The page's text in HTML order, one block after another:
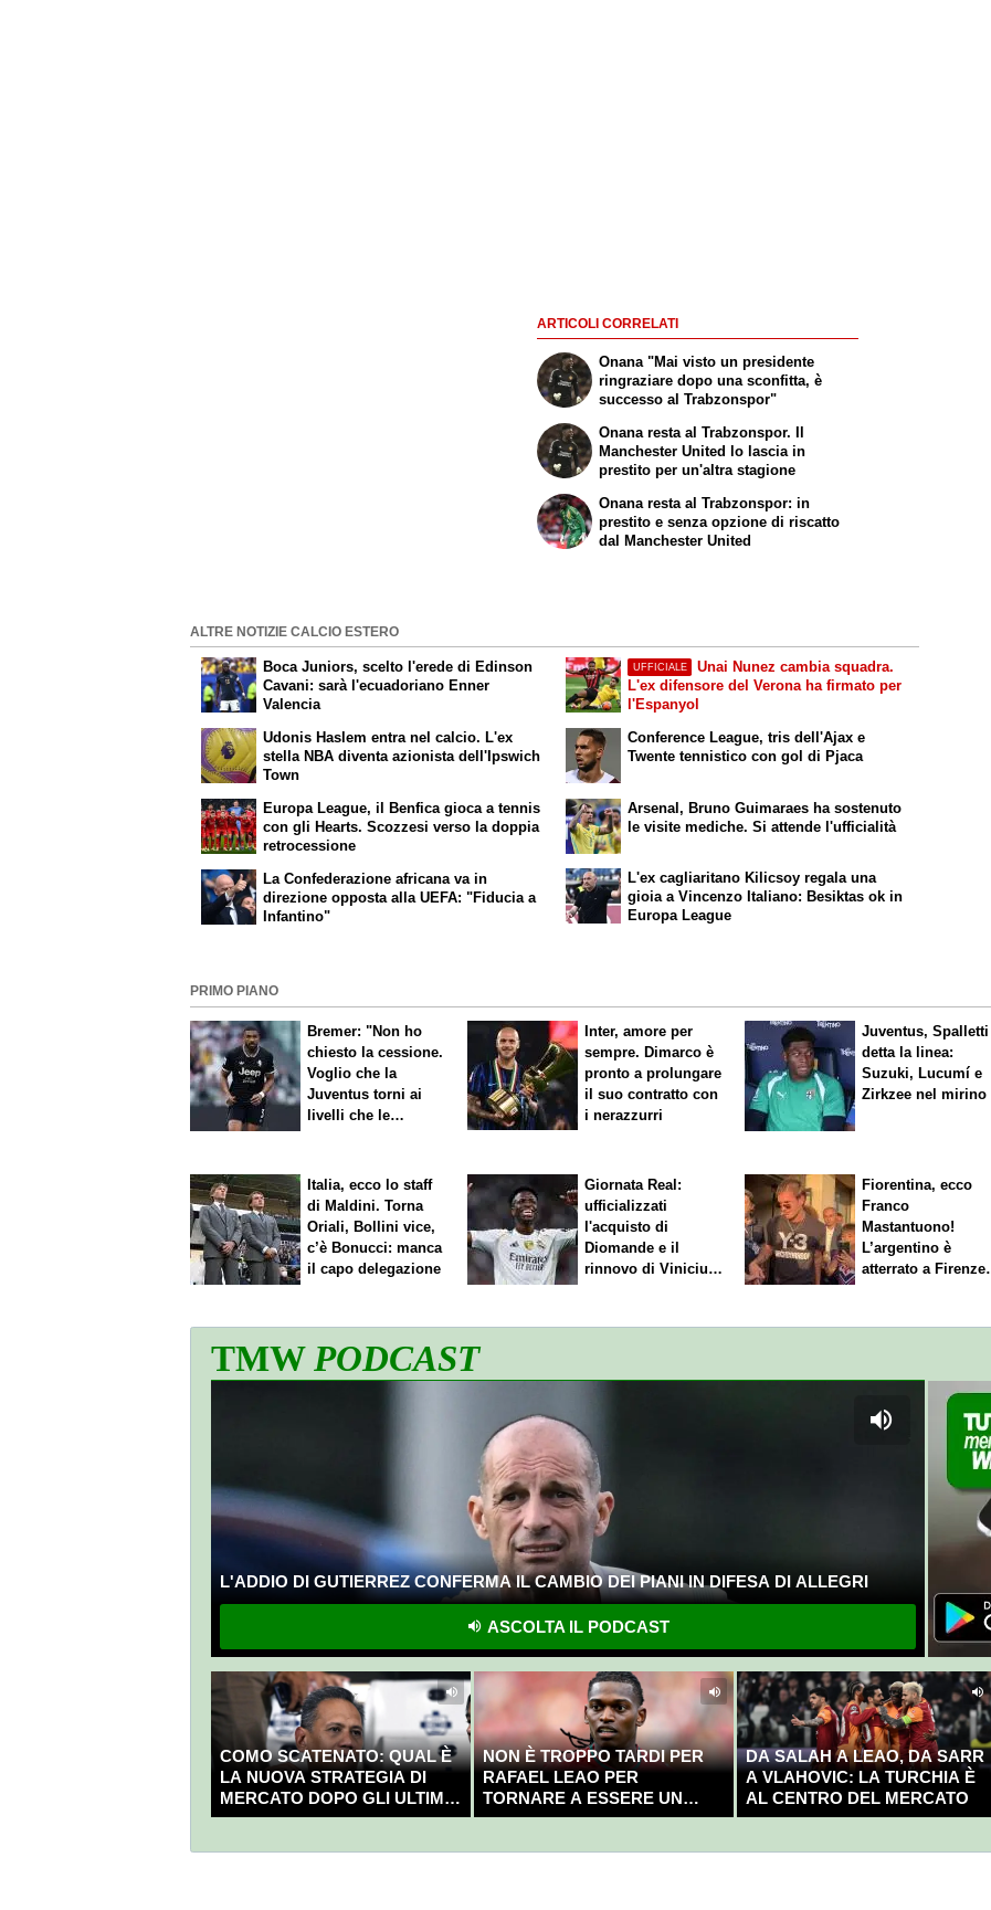
ARTICOLI CORRELATI
Onana "Mai visto un presidente
ringraziare dopo una sconfitta, è
successo al Trabzonspor"
Onana resta al Trabzonspor. Il
Manchester United lo lascia in
prestito per un'altra stagione
Onana resta al Trabzonspor: in
prestito e senza opzione di riscatto
dal Manchester United
ALTRE NOTIZIE CALCIO ESTERO
Boca Juniors, scelto l'erede di Edinson
Cavani: sarà l'ecuadoriano Enner
Valencia
Udonis Haslem entra nel calcio. L'ex
stella NBA diventa azionista dell'Ipswich
Town
UFFICIALE
Unai Nunez cambia squadra.
L'ex difensore del Verona ha firmato per
l'Espanyol
Conference League, tris dell'Ajax e
Twente tennistico con gol di Pjaca
Europa League, il Benfica gioca a tennis
con gli Hearts. Scozzesi verso la doppia
retrocessione
La Confederazione africana va in
direzione opposta alla UEFA: "Fiducia a
Infantino"
Arsenal, Bruno Guimaraes ha sostenuto
le visite mediche. Si attende l'ufficialità
L'ex cagliaritano Kilicsoy regala una
gioia a Vincenzo Italiano: Besiktas ok in
Europa League
PRIMO PIANO
Bremer: "Non ho
chiesto la cessione.
Voglio che la
Juventus torni ai
livelli che le
Inter, amore per
sempre. Dimarco è
pronto a prolungare
il suo contratto con
i nerazzurri
Juventus, Spalletti
detta la linea:
Suzuki, Lucumí e
Zirkzee nel mirino
Italia, ecco lo staff
di Maldini. Torna
Oriali, Bollini vice,
c’è Bonucci: manca
il capo delegazione
Giornata Real:
ufficializzati
l'acquisto di
Diomande e il
rinnovo di Vinicius.
Fiorentina, ecco
Franco
Mastantuono!
L’argentino è
atterrato a Firenze,
TMWPODCAST
L'ADDIO DI GUTIERREZ CONFERMA IL CAMBIO DEI PIANI IN DIFESA DI ALLEGRI
ASCOLTA IL PODCAST
COMO SCATENATO: QUAL È
LA NUOVA STRATEGIA DI
MERCATO DOPO GLI ULTIMI
COLPI?
NON È TROPPO TARDI PER
RAFAEL LEAO PER
TORNARE A ESSERE UN
CAMPIONE
DA SALAH A LEAO, DA SARR
A VLAHOVIC: LA TURCHIA È
AL CENTRO DEL MERCATO